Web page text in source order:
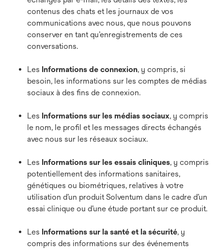
contenus des chats et les journaux de vos
communications avec nous, que nous pouvons
conserver en tant qu’enregistrements de ces
conversations.
Les Informations de connexion, y compris, si
besoin, les informations sur les comptes de médias
sociaux à des fins de connexion.
Les Informations sur les médias sociaux, y compris
le nom, le profil et les messages directs échangés
avec nous sur les réseaux sociaux.
Les Informations sur les essais cliniques, y compris
potentiellement des informations sanitaires,
génétiques ou biométriques, relatives à votre
utilisation d’un produit Solventum dans le cadre d’un
essai clinique ou d’une étude portant sur ce produit.
Les Informations sur la santé et la sécurité, y
compris des informations sur des événements